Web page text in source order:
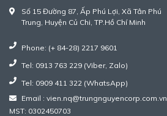
Số 15 Đường 87, Ấp Phú Lợi, Xã Tân Phú
Trung, Huyện Củ Chi, TP.Hồ Chí Minh
Phone: (+ 84-28) 2217 9601
Tel: 0913 763 229 (Viber, Zalo)
Tel: 0909 411 322 (WhatsApp)
Email : vien.nq@trungnguyencorp.com.vn
MST: 0302450703